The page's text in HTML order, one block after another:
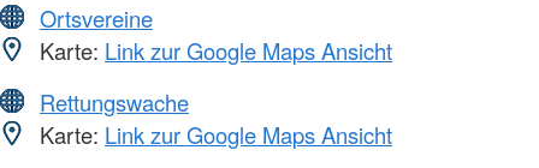
Ortsvereine
Karte: Link zur Google Maps Ansicht
Rettungswache
Karte: Link zur Google Maps Ansicht